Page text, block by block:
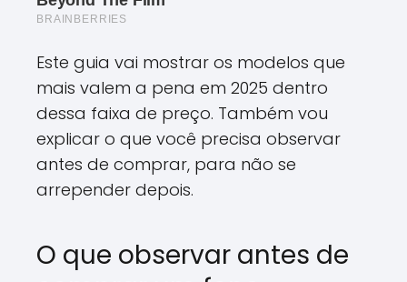
Este guia vai mostrar os modelos que
mais valem a pena em 2025 dentro
dessa faixa de preço. Também vou
explicar o que você precisa observar
antes de comprar, para não se
arrepender depois.
O que observar antes de